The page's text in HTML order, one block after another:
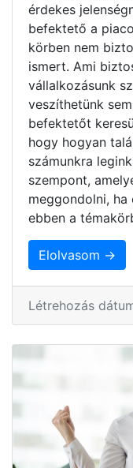
érdekes
befektető a
körben nem
ismert. Ami
vállalkozásunk
veszíthetünk
befektetőt
hogy hogyan
számunkra
szempont,
meggondolni,
ebben a
Elolvasom →
Létrehozás